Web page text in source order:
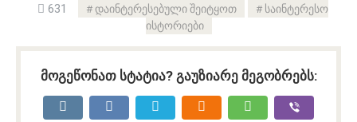
631 დაინტერესებული შეიტყოთ
საინტერესო
ისტორიები
მოგეწონათ სტატია? გაუზიარე მეგობრებს: